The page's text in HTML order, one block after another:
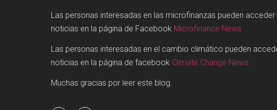
Las personas interesadas en las microfinanzas pueden acceder
noticias en la página de Facebook Microfinance News
Las personas interesadas en el cambio climático pueden
noticias en la página de facebook Climate Change News
Muchas gracias por leer este blog.